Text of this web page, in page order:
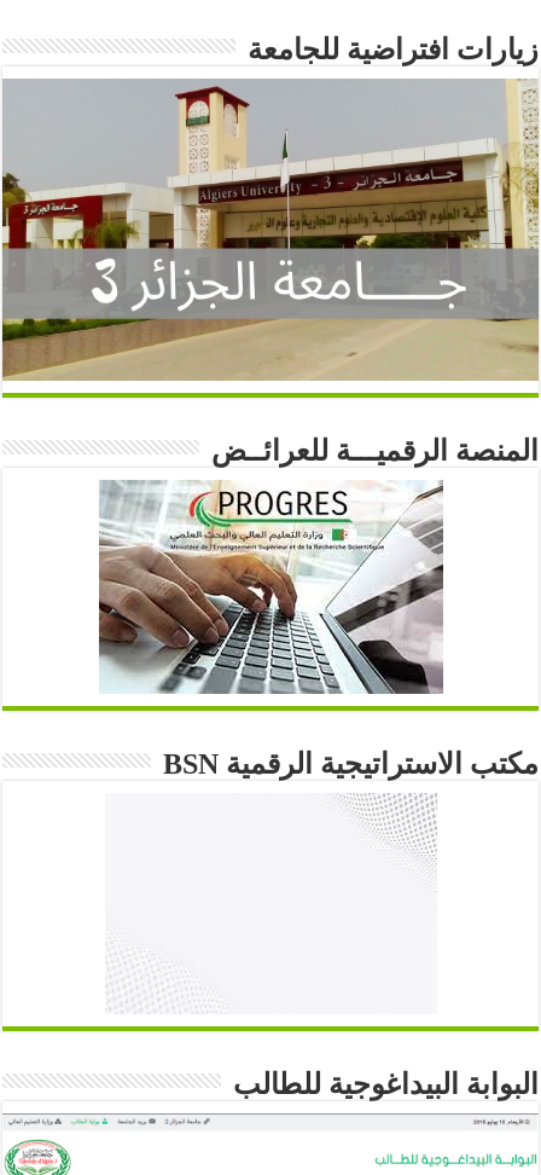
زيارات افتراضية للجامعة
المنصة الرقميـــة للعرائــض
مكتب الاستراتيجية الرقمية BSN
البوابة البيداغوجية للطالب